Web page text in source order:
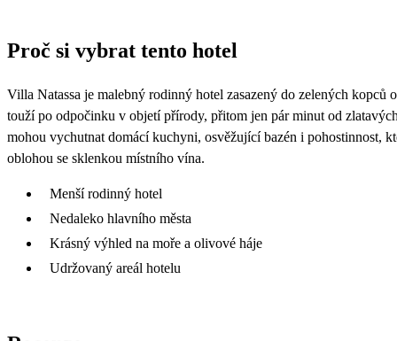
Proč si vybrat tento hotel
Villa Natassa je malebný rodinný hotel zasazený do zelených
touží po odpočinku v objetí přírody, přitom jen pár minut od
mohou vychutnat domácí kuchyni, osvěžující bazén i pohostinnost,
oblohou se sklenkou místního vína.
Menší rodinný hotel
Nedaleko hlavního města
Krásný výhled na moře a olivové háje
Udržovaný areál hotelu